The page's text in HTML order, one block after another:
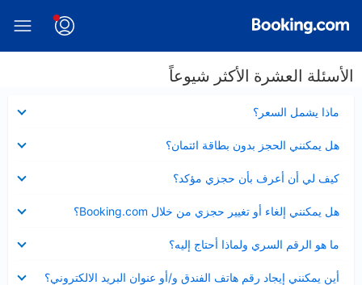
الأسئلة العشرة الأكثر شيوعاً
ماذا يشمل السعر؟
مصغر
هل يمكنني الحجز بدون بطاقة ائتمان؟
مصغر
كيف لي أن أعرف بأن حجزي مؤكد؟
مصغر
هل يمكنني إلغاء أو تغيير حجزي من خلال Booking.com؟
مصغر
ما هو الرقم السري ولماذا أحتاج إليه؟
مصغر
أين يمكنني إيجاد رقم هاتف الفندق و/أو عنوان البريد الالكتروني؟
عرض
مصغر